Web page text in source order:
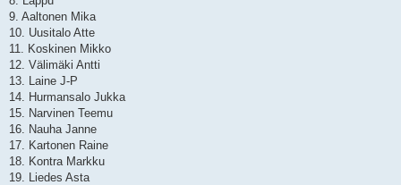
9. Aaltonen Mika
10. Uusitalo Atte
11. Koskinen Mikko
12. Välimäki Antti
13. Laine J-P
14. Hurmansalo Jukka
15. Narvinen Teemu
16. Nauha Janne
17. Kartonen Raine
18. Kontra Markku
19. Liedes Asta